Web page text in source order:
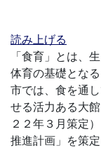
読み上げる
「食育」とは、
体育の基礎となる
市では、食を通
せる活力ある大
２２年３月策定
推進計画」を策